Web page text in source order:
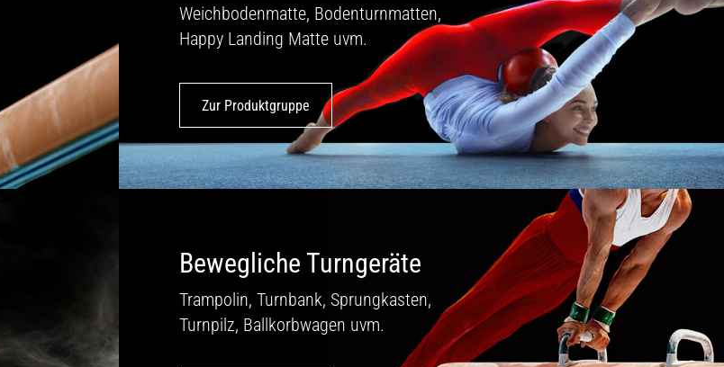
Weichbodenmatte, Bodenturnmatten,
Happy Landing Matte uvm.
Zur Produktgruppe
Bewegliche Turngeräte
Trampolin, Turnbank, Sprungkasten,
Turnpilz, Ballkorbwagen uvm.